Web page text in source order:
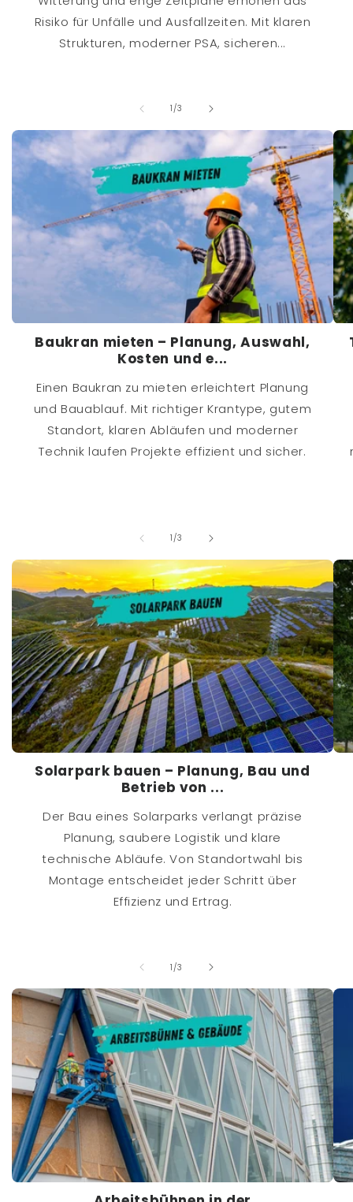
Risiko für Unfälle und Ausfallzeiten. Mit klaren
Strukturen, moderner PSA, sicheren...
1/von
3
Baukran mieten – Planung, Auswahl,
Kosten und e...
Einen Baukran zu mieten erleichtert Planung
und Bauablauf. Mit richtiger Krantype, gutem
Standort, klaren Abläufen und moderner
Technik laufen Projekte effizient und sicher.
1/von
3
Solarpark bauen – Planung, Bau und
Betrieb von ...
Der Bau eines Solarparks verlangt präzise
Planung, saubere Logistik und klare
technische Abläufe. Von Standortwahl bis
Montage entscheidet jeder Schritt über
Effizienz und Ertrag.
1 /von
3